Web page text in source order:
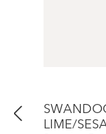
LIME/